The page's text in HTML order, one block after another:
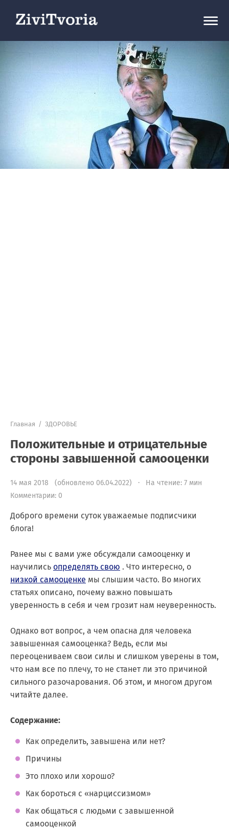
Главная / ЗДОРОВЬЕ
Положительные и отрицательные
стороны завышенной самооценки
14 мая 2018 (обновлено 06.04.2022) · На чтение: 7 мин
Комментарии: 0
Доброго времени суток уважаемые подписчики
блога!
Ранее мы с вами уже обсуждали самооценку и
научились определять свою . Что интересно, о
низкой самооценке мы слышим часто. Во многих
статьях описано, почему важно повышать
уверенность в себя и чем грозит нам неуверенность.
Однако вот вопрос, а чем опасна для человека
завышенная самооценка? Ведь, если мы
переоцениваем свои силы и слишком уверены в том,
что нам все по плечу, то не станет ли это причиной
сильного разочарования. Об этом, и многом другом
читайте далее.
Содержание:
Как определить, завышена или нет?
Причины
Это плохо или хорошо?
Как бороться с «нарциссизмом»
Как общаться с людьми с завышенной
самооценкой